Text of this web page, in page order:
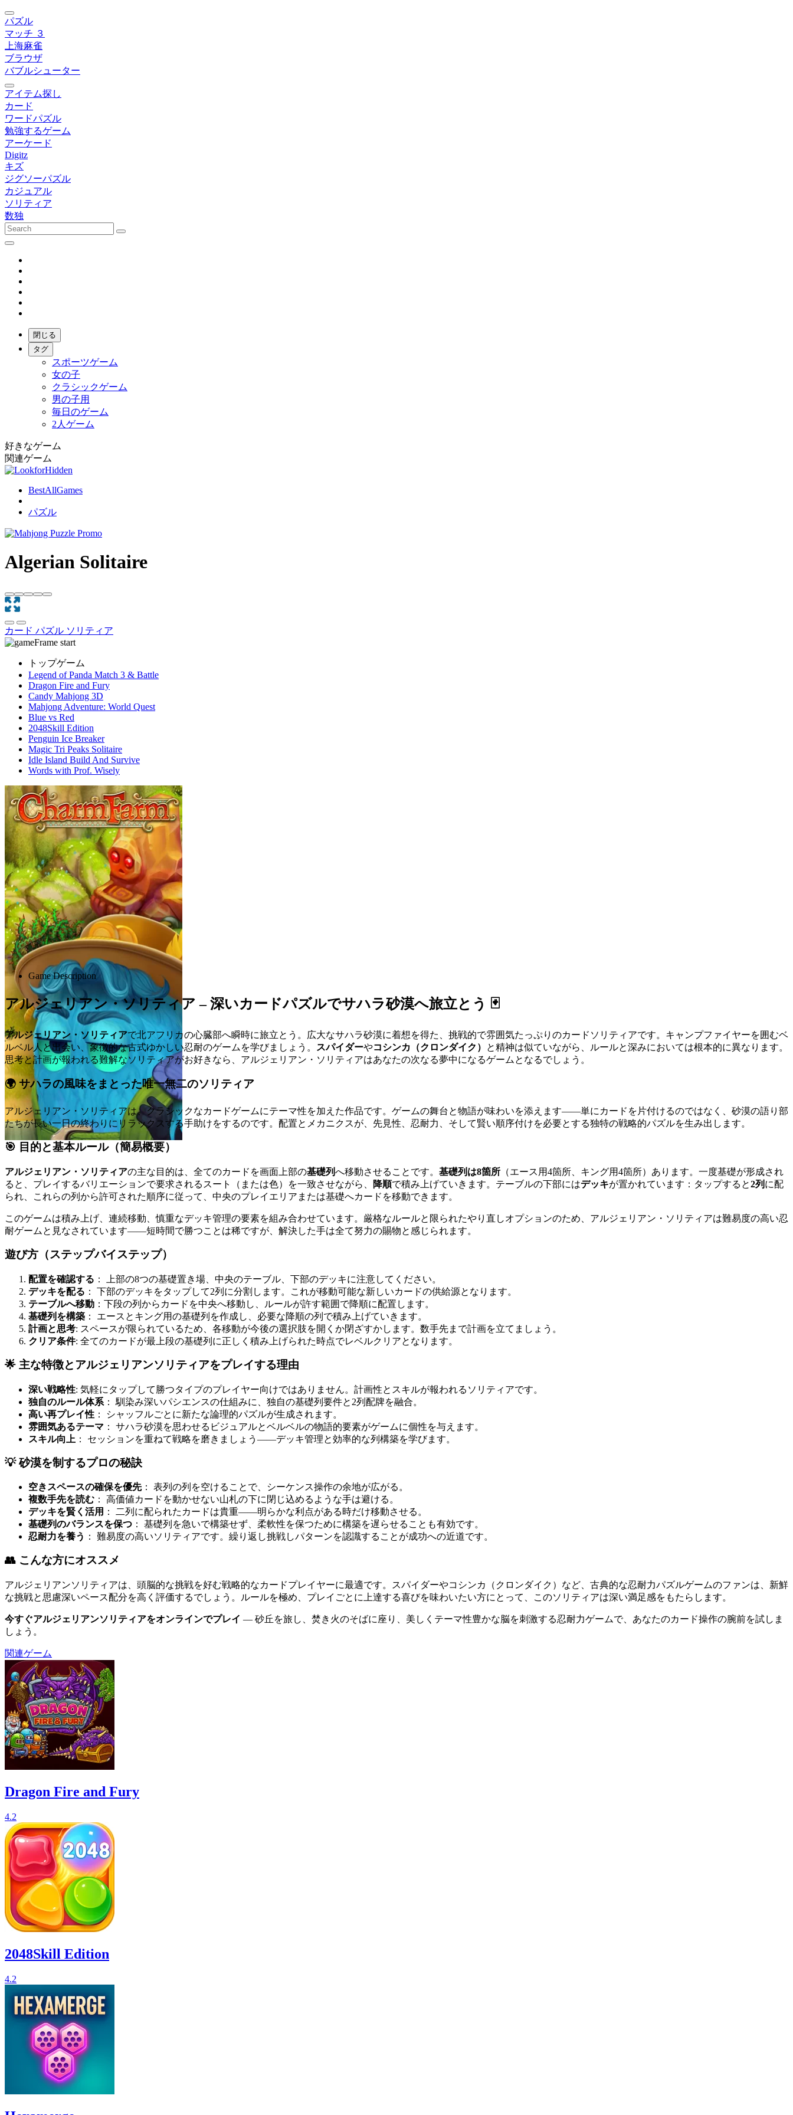
パズル
マッチ ３
上海麻雀
ブラウザ
バブルシューター
アイテム探し
カード
ワードパズル
勉強するゲーム
アーケード
Digitz
キズ
ジグソーパズル
カジュアル
ソリティア
数独
閉じる
タグ
スポーツゲーム
女の子
クラシックゲーム
男の子用
毎日のゲーム
2人ゲーム
好きなゲーム
関連ゲーム
BestAllGames
パズル
Algerian Solitaire
カード パズル ソリティア
トップゲーム
Legend of Panda Match 3 & Battle
Dragon Fire and Fury
Candy Mahjong 3D
Mahjong Adventure: World Quest
Blue vs Red
2048Skill Edition
Penguin Ice Breaker
Magic Tri Peaks Solitaire
Idle Island Build And Survive
Words with Prof. Wisely
Advertisement
Game Description
アルジェリアン・ソリティア – 深いカードパズルでサハラ砂漠へ旅立とう 🃏
アルジェリアン・ソリティアで北アフリカの心臓部へ瞬時に旅立とう。広大なサハラ砂漠に着想を得た、挑戦的で雰囲気たっぷりのカードソリティアです。キャンプファイヤーを囲むベ
ルベル人と出会い、象徴的な古式ゆかしい忍耐のゲームを学びましょう。
スパイダーやコシンカ（クロンダイク）
と精神は似ていながら、ルールと深みにおいては根本的に異なります。
思考と計画が報われる難解なソリティアがお好きなら、アルジェリアン・ソリティアはあなたの次なる夢中になるゲームとなるでしょう。
🌍 サハラの風味をまとった唯一無二のソリティア
アルジェリアン・ソリティアは、クラシックなカードゲームにテーマ性を加えた作品です。ゲームの舞台と物語が味わいを添えます——単にカードを片付けるのではなく、砂漠の語り部
たちが長い一日の終わりにリラックスする手助けをするのです。配置とメカニクスが、先見性、忍耐力、そして賢い順序付けを必要とする独特の戦略的パズルを生み出します。
🎯 目的と基本ルール（簡易概要）
アルジェリアン・ソリティアの主な目的は、全てのカードを画面上部の基礎列へ移動させることです。 基礎列は8箇所 （エース用4箇所、キング用4箇所）あります。一度基礎が形成され
ると、プレイするバリエーションで要求されるスート（または色）を一致させながら、
降順で積み上げていきます。テーブルの下部にはデッキが置かれています：タップすると2列 に配
られ、これらの列から許可された順序に従って、中央のプレイエリアまたは基礎へカードを移動できます。
このゲームは積み上げ、連続移動、慎重なデッキ管理の要素を組み合わせています。厳格なルールと限られたやり直しオプションのため、アルジェリアン・ソリティアは難易度の高い忍
耐ゲームと見なされています——短時間で勝つことは稀ですが、解決した手は全て努力の賜物と感じられます。
遊び方（ステップバイステップ）
配置を確認する ： 上部の8つの基礎置き場、中央のテーブル、下部のデッキに注意してください。
デッキを配る ： 下部のデッキをタップして2列に分割します。これが移動可能な新しいカードの供給源となります。
テーブルへ移動 ：下段の列からカードを中央へ移動し、ルールが許す範囲で降順に配置します。
基礎列を構築 ： エースとキング用の基礎列を作成し、必要な降順の列で積み上げていきます。
計画と思考: スペースが限られているため、各移動が今後の選択肢を開くか閉ざすかします。数手先まで計画を立てましょう。
クリア条件: 全てのカードが最上段の基礎列に正しく積み上げられた時点でレベルクリアとなります。
🌟 主な特徴とアルジェリアンソリティアをプレイする理由
深い戦略性: 気軽にタップして勝つタイプのプレイヤー向けではありません。計画性とスキルが報われるソリティアです。
独自のルール体系 ： 馴染み深いパシエンスの仕組みに、独自の基礎列要件と2列配牌を融合。
高い再プレイ性 ： シャッフルごとに新たな論理的パズルが生成されます。
雰囲気あるテーマ ： サハラ砂漠を思わせるビジュアルとベルベルの物語的要素がゲームに個性を与えます。
スキル向上 ： セッションを重ねて戦略を磨きましょう——デッキ管理と効率的な列構築を学びます。
💡 砂漠を制するプロの秘訣
空きスペースの確保を優先： 表列の列を空けることで、シーケンス操作の余地が広がる。
複数手先を読む ： 高価値カードを動かせない山札の下に閉じ込めるような手は避ける。
デッキを賢く活用 ： 二列に配られたカードは貴重——明らかな利点がある時だけ移動させる。
基礎列のバランスを保つ ： 基礎列を急いで構築せず、柔軟性を保つために構築を遅らせることも有効です。
忍耐力を養う ： 難易度の高いソリティアです。繰り返し挑戦しパターンを認識することが成功への近道です。
👥 こんな方にオススメ
アルジェリアンソリティアは、頭脳的な挑戦を好む戦略的なカードプレイヤーに最適です。スパイダーやコシンカ（クロンダイク）など、古典的な忍耐力パズルゲームのファンは、新鮮
な挑戦と思慮深いペース配分を高く評価するでしょう。ルールを極め、プレイごとに上達する喜びを味わいたい方にとって、このソリティアは深い満足感をもたらします。
今すぐアルジェリアンソリティアをオンラインでプレイ — 砂丘を旅し、焚き火のそばに座り、美しくテーマ性豊かな脳を刺激する忍耐力ゲームで、あなたのカード操作の腕前を試しま
しょう。
関連ゲーム
Dragon Fire and Fury
4.2
2048Skill Edition
4.2